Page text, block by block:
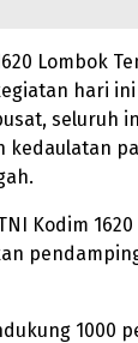
Lombok
hari
seluruh
kedaulatan
Kodim
1000